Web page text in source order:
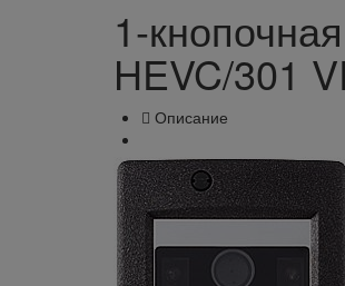
1-
HEVC/301
Описание